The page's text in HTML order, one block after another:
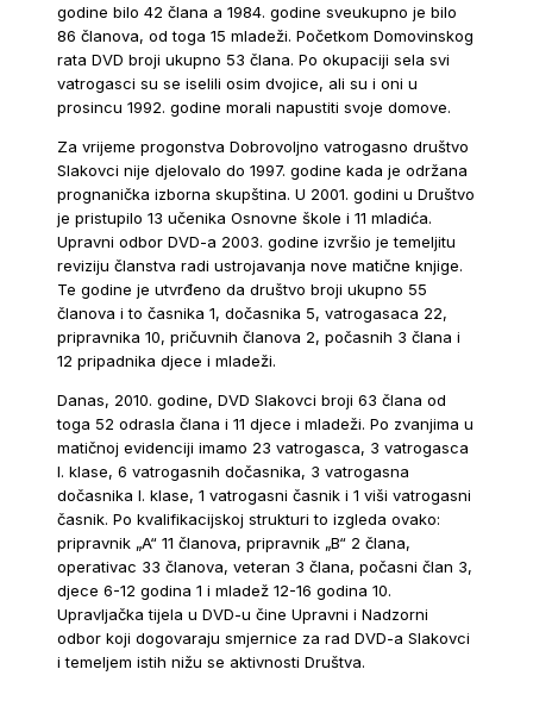
godine bilo 42 člana a 1984. godine sveukupno je bilo
86 članova, od toga 15 mladeži. Početkom Domovinskog
rata DVD broji ukupno 53 člana. Po okupaciji sela svi
vatrogasci su se iselili osim dvojice, ali su i oni u
prosincu 1992. godine morali napustiti svoje domove.
Za vrijeme progonstva Dobrovoljno vatrogasno društvo
Slakovci nije djelovalo do 1997. godine kada je održana
prognanička izborna skupština. U 2001. godini u Društvo
je pristupilo 13 učenika Osnovne škole i 11 mladića.
Upravni odbor DVD-a 2003. godine izvršio je temeljitu
reviziju članstva radi ustrojavanja nove matične knjige.
Te godine je utvrđeno da društvo broji ukupno 55
članova i to časnika 1, dočasnika 5, vatrogasaca 22,
pripravnika 10, pričuvnih članova 2, počasnih 3 člana i
12 pripadnika djece i mladeži.
Danas, 2010. godine, DVD Slakovci broji 63 člana od
toga 52 odrasla člana i 11 djece i mladeži. Po zvanjima u
matičnoj evidenciji imamo 23 vatrogasca, 3 vatrogasca
I. klase, 6 vatrogasnih dočasnika, 3 vatrogasna
dočasnika I. klase, 1 vatrogasni časnik i 1 viši vatrogasni
časnik. Po kvalifikacijskoj strukturi to izgleda ovako:
pripravnik „A“ 11 članova, pripravnik „B“ 2 člana,
operativac 33 članova, veteran 3 člana, počasni član 3,
djece 6-12 godina 1 i mladež 12-16 godina 10.
Upravljačka tijela u DVD-u čine Upravni i Nadzorni
odbor koji dogovaraju smjernice za rad DVD-a Slakovci
i temeljem istih nižu se aktivnosti Društva.